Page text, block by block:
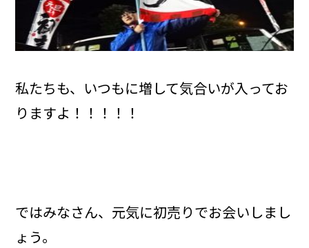
私たちも、いつもに増して気合いが入ってお
りますよ！！！！！
ではみなさん、元気に初売りでお会いしまし
ょう。